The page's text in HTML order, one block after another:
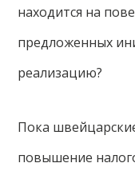
находится на
предложенных
реализацию?
Пока
повышение